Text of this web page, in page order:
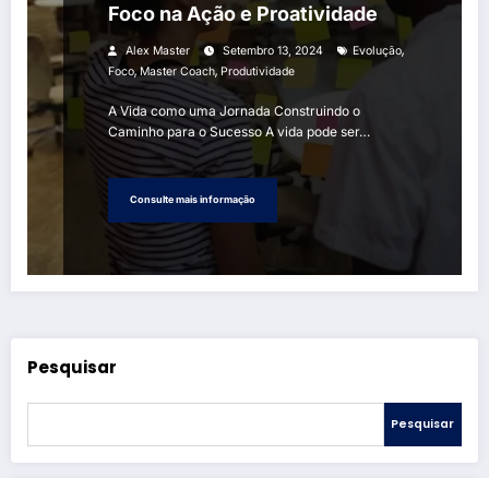
Foco na Ação e Proatividade
Alex Master Setembro 13, 2024 Evolução,
Foco,Master Coach, Produtividade
A Vida como uma Jornada Construindo o
Caminho para o Sucesso A vida pode ser…
Consulte mais informação
Pesquisar
Pesquisar